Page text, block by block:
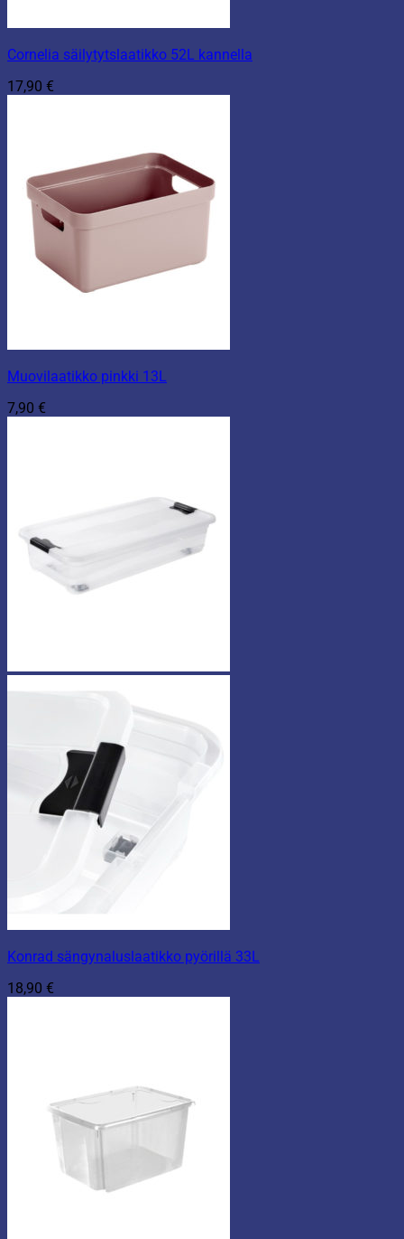
Cornelia säilytytslaatikko 52L kannella
17,90 €
Muovilaatikko pinkki 13L
7,90 €
Konrad sängynaluslaatikko pyörillä 33L
18,90 €